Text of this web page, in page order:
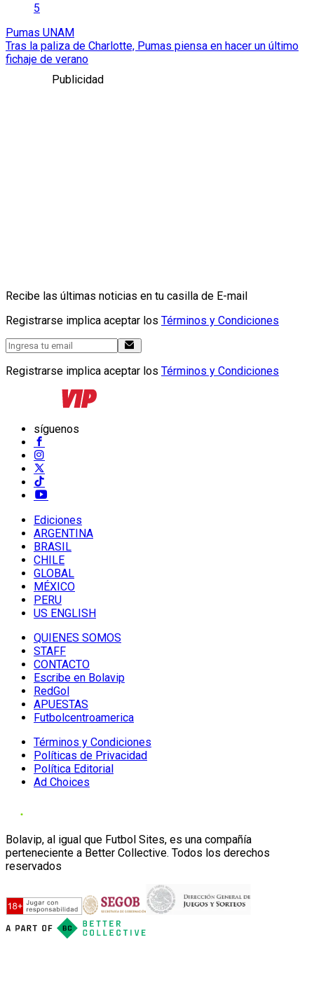
5
Pumas UNAM
Tras la paliza de Charlotte, Pumas piensa en hacer un último
fichaje de verano
Publicidad
Recibe las últimas noticias en tu casilla de E-mail
Registrarse implica aceptar los Términos y Condiciones
Registrarse implica aceptar los Términos y Condiciones
síguenos
Ediciones
ARGENTINA
BRASIL
CHILE
GLOBAL
MÉXICO
PERU
US ENGLISH
QUIENES SOMOS
STAFF
CONTACTO
Escribe en Bolavip
RedGol
APUESTAS
Futbolcentroamerica
Términos y Condiciones
Políticas de Privacidad
Política Editorial
Ad Choices
Bolavip, al igual que Futbol Sites, es una compañía
perteneciente a Better Collective. Todos los derechos
reservados